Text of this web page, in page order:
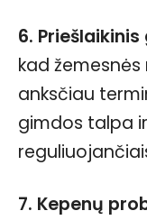
6.
kad
anksčiau
gimdos talpa
7. Kepenų